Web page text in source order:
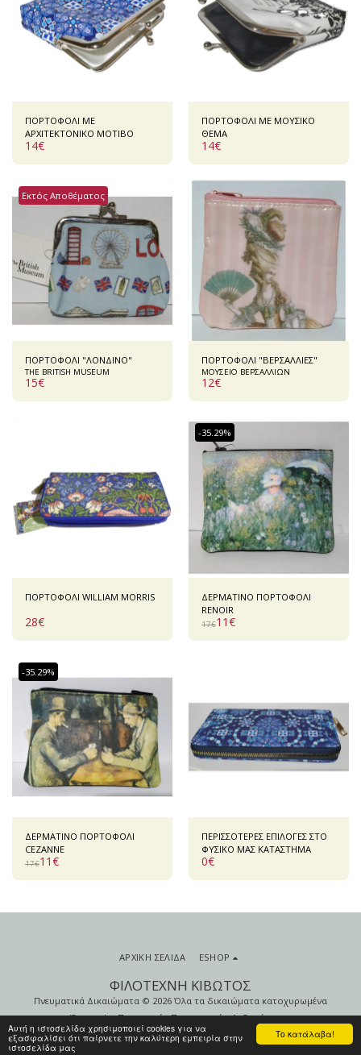
Το κατάλαβα!
Αυτή η ιστοσελίδα χρησιμοποιεί cookies για να
εξασφαλίσει ότι παίρνετε την καλύτερη εμπειρία στην
ιστοσελίδα μας
ΠΟΡΤΟΦΟΛΙ ΜΕ
ΑΡΧΙΤΕΚΤΟΝΙΚΟ ΜΟΤΙΒΟ
14€
ΠΟΡΤΟΦΟΛΙ ΜΕ ΜΟΥΣΙΚΟ
ΘΕΜΑ
14€
Εκτός Αποθέματος
ΠΟΡΤΟΦΟΛΙ "ΛΟΝΔΙΝΟ"
ΤΗΕ BRITISH MUSEUM
15€
ΠΟΡΤΟΦΟΛΙ "ΒΕΡΣΑΛΛΙΕΣ"
ΜΟΥΣΕΙΟ ΒΕΡΣΑΛΛΙΩΝ
12€
ΠΟΡΤΟΦΟΛΙ WILLIAM MORRIS
28€
-35.29%
ΔΕΡΜΑΤΙΝΟ ΠΟΡΤΟΦΟΛΙ
RENOIR
17€11€
-35.29%
ΔΕΡΜΑΤΙΝΟ ΠΟΡΤΟΦΟΛΙ
CEZANNE
17€11€
ΠΕΡΙΣΣΟΤΕΡΕΣ ΕΠΙΛΟΓΕΣ ΣΤΟ
ΦΥΣΙΚΟ ΜΑΣ ΚΑΤΑΣΤΗΜΑ
0€
ΦΙΛΟΤΕΧΝΗ ΚΙΒΩΤΟΣ
Πνευματικά Δικαιώματα © 2026 Όλα τα δικαιώματα κατοχυρωμένα
Όροι|Προστασία Προσωπικών Δεδομένων
ΑΡΧΙΚΉ ΣΕΛΊΔΑ ESHOP